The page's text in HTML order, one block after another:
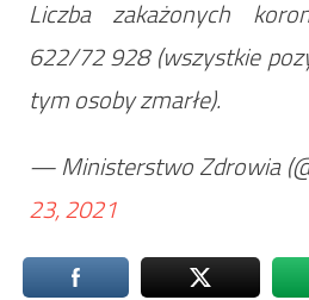
Liczba zakażonych
622/72 928 (wszystkie
tym osoby zmarłe).
— Ministerstwo Zdrowia
23, 2021